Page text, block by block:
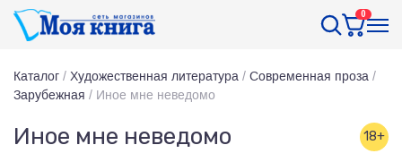
0
Каталог / Художественная литература / Современная проза /
Зарубежная / Иное мне неведомо
Иное мне неведомо 18+